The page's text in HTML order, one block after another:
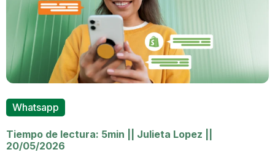
Whatsapp
Tiempo de lectura: 5min Julieta Lopez
20/05/2026